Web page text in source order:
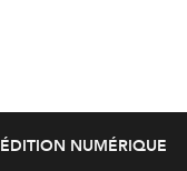
ÉDITION NUMÉRIQUE